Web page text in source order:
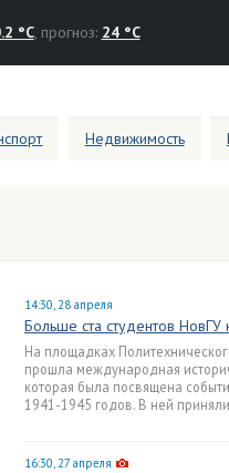
°C, прогноз: 24 °C
Недвижимость
14:30, 28 апреля
Больше ста студентов
На площадках
прошла международная
которая была посвящена
1941-1945 годов. В ней
16:30, 27 апреля